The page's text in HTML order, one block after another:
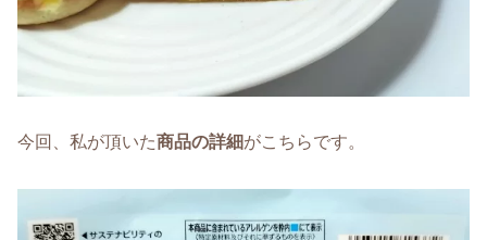
今回、私が頂いた商品の詳細がこちらです。